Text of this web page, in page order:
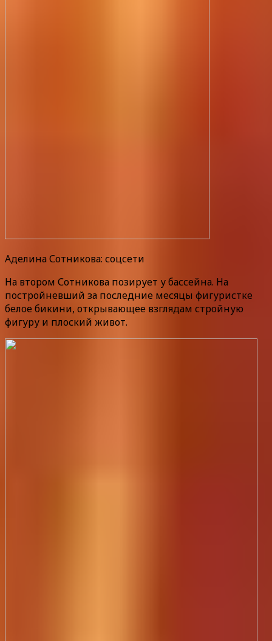
Аделина Сотникова: соцсети
На втором Сотникова позирует у бассейна. На
постройневший за последние месяцы фигуристке
белое бикини, открывающее взглядам стройную
фигуру и плоский живот.